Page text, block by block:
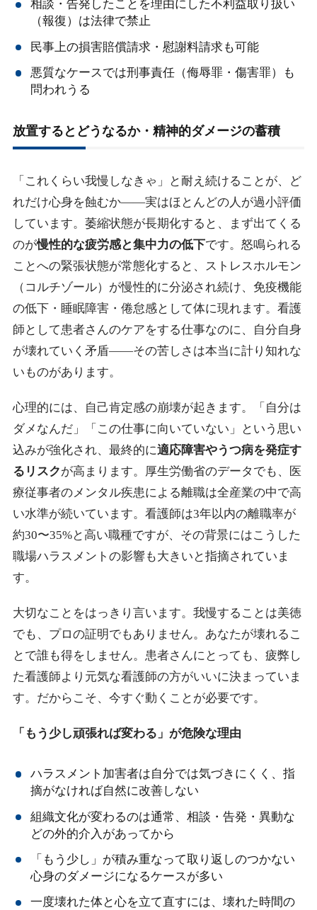
相談・告発したことを理由にした不利益取り扱い
（報復）は法律で禁止
民事上の損害賠償請求・慰謝料請求も可能
悪質なケースでは刑事責任（侮辱罪・傷害罪）も
問われうる
放置するとどうなるか・精神的ダメージの蓄積
「これくらい我慢しなきゃ」と耐え続けることが、ど
れだけ心身を蝕むか——実はほとんどの人が過小評価
しています。萎縮状態が長期化すると、まず出てくる
のが慢性的な疲労感と集中力の低下です。怒鳴られる
ことへの緊張状態が常態化すると、ストレスホルモン
（コルチゾール）が慢性的に分泌され続け、免疫機能
の低下・睡眠障害・倦怠感として体に現れます。看護
師として患者さんのケアをする仕事なのに、自分自身
が壊れていく矛盾——その苦しさは本当に計り知れな
いものがあります。
心理的には、自己肯定感の崩壊が起きます。「自分は
ダメなんだ」「この仕事に向いていない」という思い
込みが強化され、最終的に適応障害やうつ病を発症す
るリスクが高まります。厚生労働省のデータでも、医
療従事者のメンタル疾患による離職は全産業の中で高
い水準が続いています。看護師は3年以内の離職率が
約30〜35%と高い職種ですが、その背景にはこうした
職場ハラスメントの影響も大きいと指摘されていま
す。
大切なことをはっきり言います。我慢することは美徳
でも、プロの証明でもありません。 あなたが壊れるこ
とで誰も得をしません。患者さんにとっても、疲弊し
た看護師より元気な看護師の方がいいに決まっていま
す。 だからこそ、今すぐ動くことが必要です。
「もう少し頑張れば変わる」が危険な理由
ハラスメント加害者は自分では気づきにくく、指
摘がなければ自然に改善しない
組織文化が変わるのは通常、相談・告発・異動な
どの外的介入があってから
「もう少し」が積み重なって取り返しのつかない
心身のダメージになるケースが多い
一度壊れた体と心を立て直すには、壊れた時間の